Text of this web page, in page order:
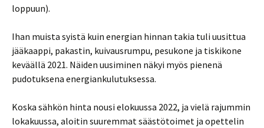
loppuun).
Ihan muista syistä kuin energian hinnan takia tuli uusittua
jääkaappi, pakastin, kuivausrumpu, pesukone ja tiskikone
keväällä 2021. Näiden uusiminen näkyi myös pienenä
pudotuksena energiankulutuksessa.
Koska sähkön hinta nousi elokuussa 2022, ja vielä rajummin
lokakuussa, aloitin suuremmat säästötoimet ja opettelin